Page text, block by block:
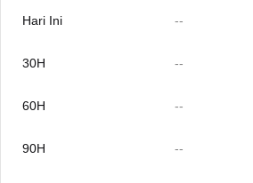
Hari Ini --
30H --
60H --
90H --